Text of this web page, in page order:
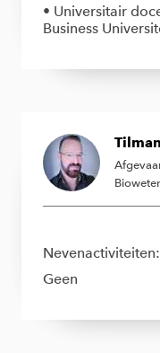
• Universitair
Business
Nevenactiviteiten:
Geen